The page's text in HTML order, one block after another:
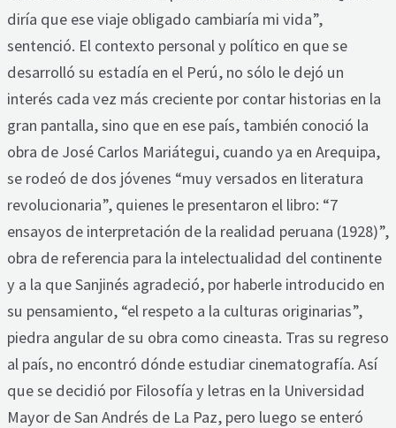
diría que ese viaje obligado cambiaría mi vida”,
sentenció. El contexto personal y político en que se
desarrolló su estadía en el Perú, no sólo le dejó un
interés cada vez más creciente por contar historias en la
gran pantalla, sino que en ese país, también conoció la
obra de José Carlos Mariátegui, cuando ya en Arequipa,
se rodeó de dos jóvenes “muy versados en literatura
revolucionaria”, quienes le presentaron el libro: “7
ensayos de interpretación de la realidad peruana (1928)”,
obra de referencia para la intelectualidad del continente
y a la que Sanjinés agradeció, por haberle introducido en
su pensamiento, “el respeto a la culturas originarias”,
piedra angular de su obra como cineasta. Tras su regreso
al país, no encontró dónde estudiar cinematografía. Así
que se decidió por Filosofía y letras en la Universidad
Mayor de San Andrés de La Paz, pero luego se enteró